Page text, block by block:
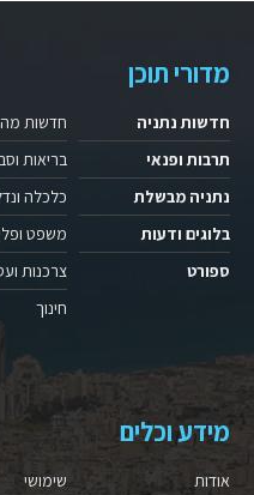
מדורי תוכן
חדשות נתניה
תרבות ופנאי
נתניה מבשלת
בלוגים ודעות
ספורט
חדשות
בריאות
כלכלה
משפט
צרכנות
חינוך
מידע וכלים
אודות
שימושי